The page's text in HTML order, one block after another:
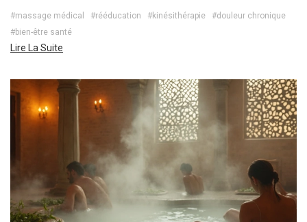
#massage médical #rééducation #kinésithérapie
#douleur chronique
#bien-être santé
Lire La Suite